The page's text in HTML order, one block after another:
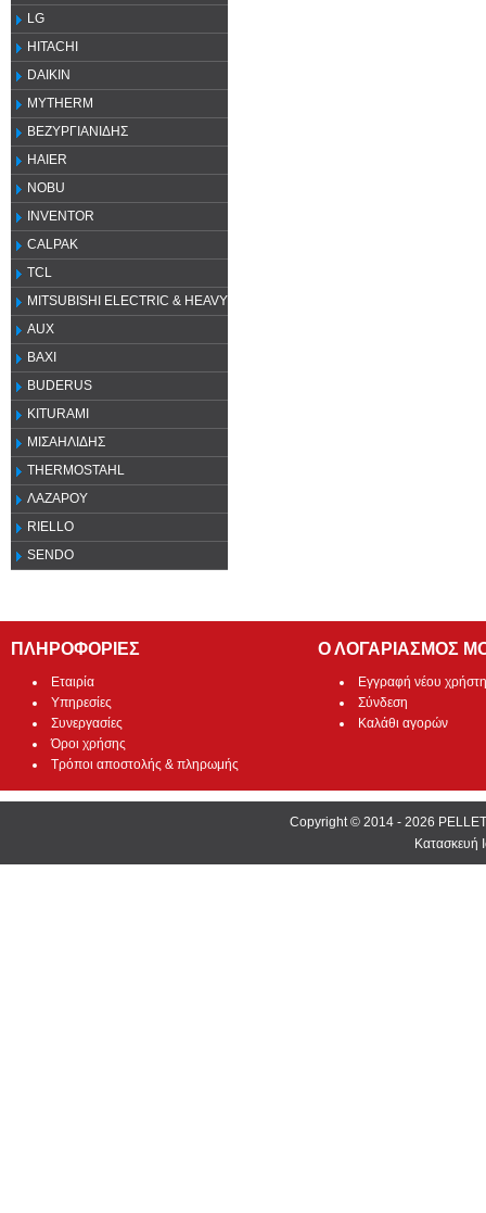
LG
HITACHI
DAIKIN
MYTHERM
ΒΕΖΥΡΓΙΑΝΙΔΗΣ
HAIER
NOBU
INVENTOR
CALPAK
TCL
MITSUBISHI ELECTRIC & HEAVY
AUX
ΒΑΧΙ
BUDERUS
KITURAMI
ΜΙΣΑΗΛΙΔΗΣ
THERMOSTAHL
ΛΑΖΑΡΟΥ
RIELLO
SENDO
ΠΛΗΡΟΦΟΡΙΕΣ
Εταιρία
Υπηρεσίες
Συνεργασίες
Όροι χρήσης
Τρόποι αποστολής & πληρωμής
Ο ΛΟΓΑΡΙΑΣΜΟΣ
Εγγραφή νέου χρήστη
Σύνδεση
Καλάθι αγορών
Copyright © 2014 - 2026
Κατασκευή